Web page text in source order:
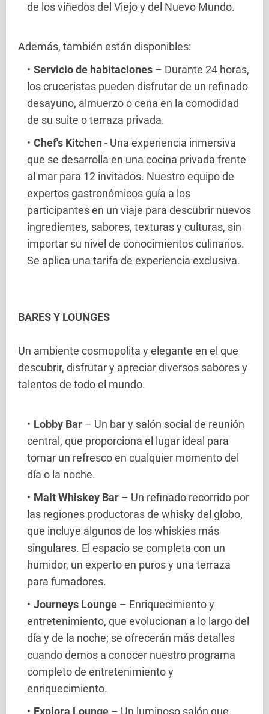
de los viñedos del Viejo y del Nuevo Mundo.
Además, también están disponibles:
Servicio de habitaciones – Durante 24 horas,
los cruceristas pueden disfrutar de un refinado
desayuno, almuerzo o cena en la comodidad
de su suite o terraza privada.
Chef's Kitchen- Una experiencia inmersiva
que se desarrolla en una cocina privada frente
al mar para 12 invitados. Nuestro equipo de
expertos gastronómicos guía a los
participantes en un viaje para descubrir nuevos
ingredientes, sabores, texturas y culturas, sin
importar su nivel de conocimientos culinarios.
Se aplica una tarifa de experiencia exclusiva.
BARES Y LOUNGES
Un ambiente cosmopolita y elegante en el que
descubrir, disfrutar y apreciar diversos sabores y
talentos de todo el mundo.
Lobby Bar – Un bar y salón social de reunión
central, que proporciona el lugar ideal para
tomar un refresco en cualquier momento del
día o la noche.
Malt Whiskey Bar – Un refinado recorrido por
las regiones productoras de whisky del globo,
que incluye algunos de los whiskies más
singulares. El espacio se completa con un
humidor, un experto en puros y una terraza
para fumadores.
Journeys Lounge – Enriquecimiento y
entretenimiento, que evolucionan a lo largo del
día y de la noche; se ofrecerán más detalles
cuando demos a conocer nuestro programa
completo de entretenimiento y
enriquecimiento.
Explora Lounge – Un luminoso salón que